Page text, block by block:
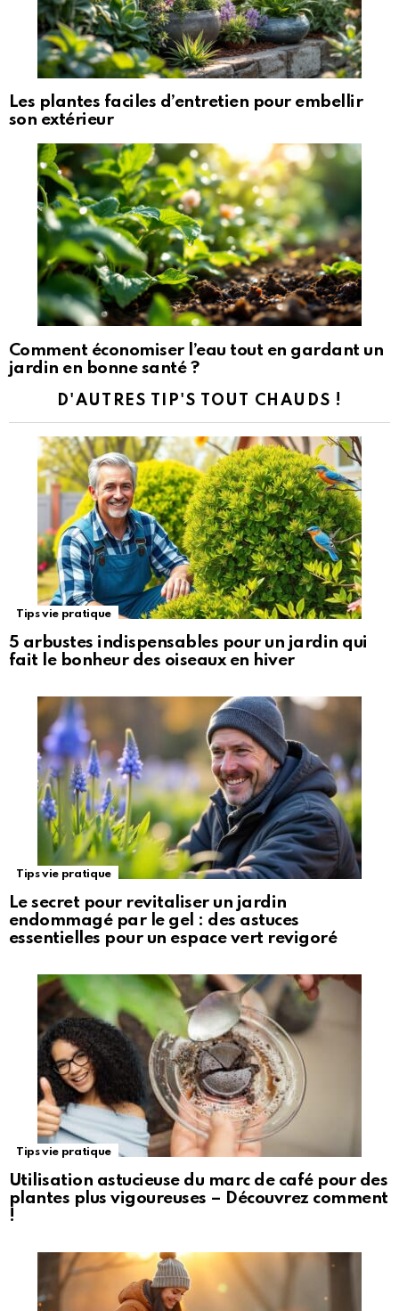
Les plantes faciles d’entretien pour embellir
son extérieur
Comment économiser l’eau tout en gardant un
jardin en bonne santé ?
D'AUTRES TIP'S TOUT CHAUDS !
Tips vie pratique
5 arbustes indispensables pour un jardin qui
fait le bonheur des oiseaux en hiver
Tips vie pratique
Le secret pour revitaliser un jardin
endommagé par le gel : des astuces
essentielles pour un espace vert revigoré
Tips vie pratique
Utilisation astucieuse du marc de café pour des
plantes plus vigoureuses – Découvrez comment
!